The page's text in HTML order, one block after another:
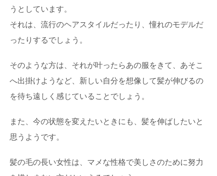
うとしています。
それは、流行のヘアスタイルだったり、憧れのモデルだ
ったりするでしょう。
そのような方は、それが叶ったらあの服をきて、あそこ
へ出掛けようなど、新しい自分を想像して髪が伸びるの
を待ち遠しく感じていることでしょう。
また、今の状態を変えたいときにも、髪を伸ばしたいと
思うようです。
髪の毛の長い女性は、マメな性格で美しさのために努力